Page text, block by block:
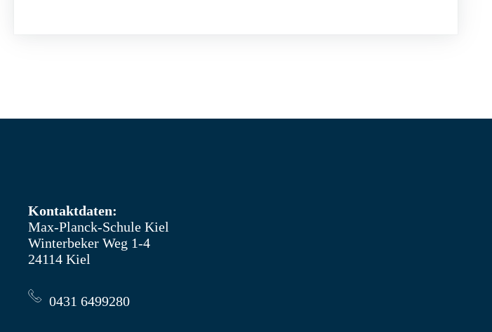
Kontaktdaten:
Max-Planck-Schule Kiel
Winterbeker Weg 1-4
24114 Kiel
0431 6499280